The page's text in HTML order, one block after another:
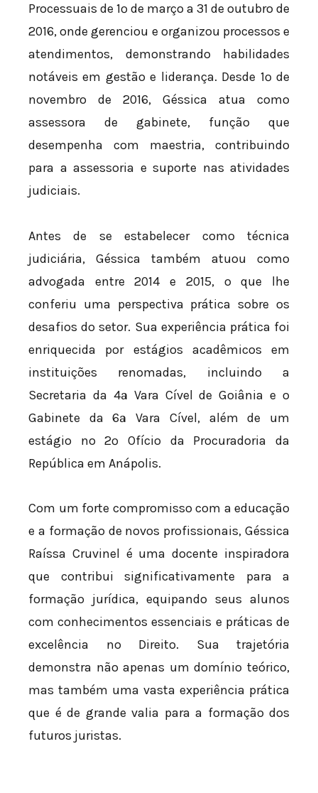
Processuais de 1º de março a 31 de outubro de
2016, onde gerenciou e organizou processos e
atendimentos, demonstrando habilidades
notáveis em gestão e liderança. Desde 1º de
novembro de 2016, Géssica atua como
assessora de gabinete, função que
desempenha com maestria, contribuindo
para a assessoria e suporte nas atividades
judiciais.
Antes de se estabelecer como técnica
judiciária, Géssica também atuou como
advogada entre 2014 e 2015, o que lhe
conferiu uma perspectiva prática sobre os
desafios do setor. Sua experiência prática foi
enriquecida por estágios acadêmicos em
instituições renomadas, incluindo a
Secretaria da 4ª Vara Cível de Goiânia e o
Gabinete da 6ª Vara Cível, além de um
estágio no 2º Ofício da Procuradoria da
República em Anápolis.
Com um forte compromisso com a educação
e a formação de novos profissionais, Géssica
Raíssa Cruvinel é uma docente inspiradora
que contribui significativamente para a
formação jurídica, equipando seus alunos
com conhecimentos essenciais e práticas de
excelência no Direito. Sua trajetória
demonstra não apenas um domínio teórico,
mas também uma vasta experiência prática
que é de grande valia para a formação dos
futuros juristas.